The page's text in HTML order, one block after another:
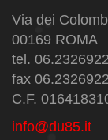
Via dei
00169 ROMA
tel.
fax
C.F.
info@du85.it